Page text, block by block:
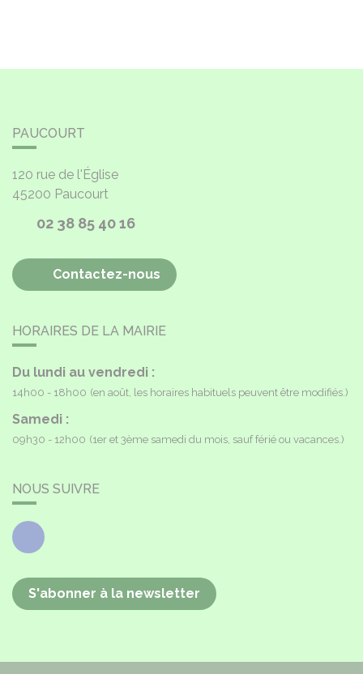
PAUCOURT
120 rue de l'Église
45200 Paucourt
02 38 85 40 16
Contactez-nous
HORAIRES DE LA MAIRIE
Du lundi au vendredi :
14h00 - 18h00 (en août, les horaires habituels peuvent être modifiés.)
Samedi :
09h30 - 12h00 (1er et 3ème samedi du mois, sauf férié ou vacances.)
NOUS SUIVRE
Facebook
S'abonner à la newsletter